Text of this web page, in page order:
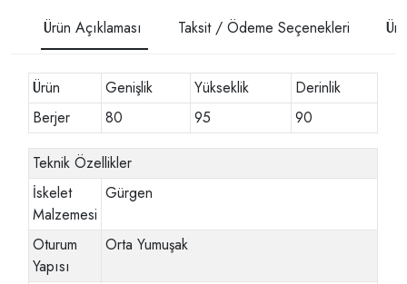
Ürün Açıklaması Taksit / Ödeme Seçenekleri
Ürün Genişlik Yükseklik
Derinlik
Berjer
80 95 90
Teknik Özellikler
İskelet
Malzemesi
Gürgen
Oturum
Yapısı
Orta Yumuşak